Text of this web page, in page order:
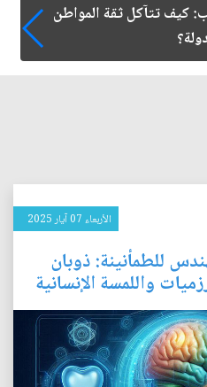
الأربعاء 07 آيار 2025
للطمأنينة: ذوبان
واللمسة الإنسانية